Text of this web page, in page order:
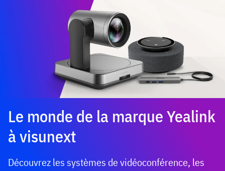
Le monde de la marque Yealink
à visunext
Découvrez les systèmes de vidéoconférence, les